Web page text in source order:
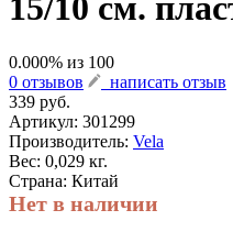
15/10 см.
0.000% из 100
0 отзывов
написать отзыв
339 руб.
Артикул: 301299
Производитель: Vela
Вес: 0,029 кг.
Страна: Китай
Нет в наличии